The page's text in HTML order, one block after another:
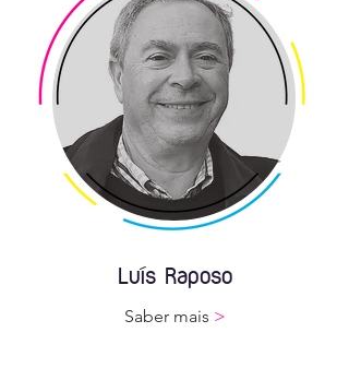
Luís Raposo
Saber mais >